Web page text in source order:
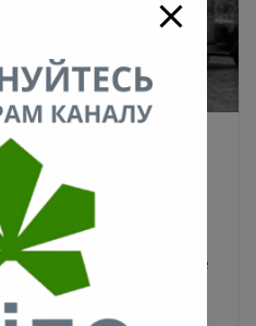
публично повесили
совершивших неслыханные
1944 годы. В 1946